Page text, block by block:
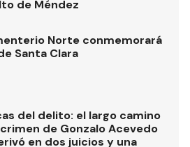
de Méndez
Norte conmemorará
Santa Clara
del delito: el largo camino
de Gonzalo Acevedo
en dos juicios y una